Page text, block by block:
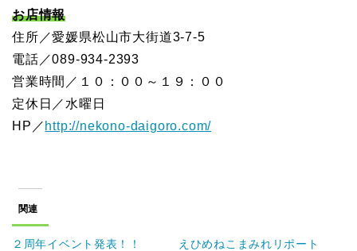
お店情報
住所／愛媛県松山市大街道3-7-5
電話／089-934-2393
営業時間／１０：００～１９：００
定休日／水曜日
HP／ http://nekono-daigoro.com/
関連
２周年イベント発表！！
えひめねこまみれリポート